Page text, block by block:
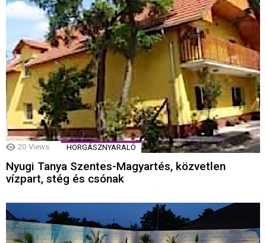
20 Views HORGÁSZNYARALÓ
Nyugi Tanya Szentes-Magyartés, közvetlen
vízpart, stég és csónak